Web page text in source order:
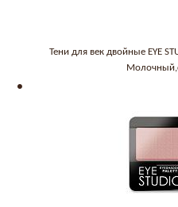
Тени для век двойные EYE